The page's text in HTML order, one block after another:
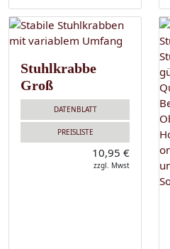
Stuhlkrabbe
Groß
DATENBLATT
PREISLISTE
10,95 €
zzgl. Mwst